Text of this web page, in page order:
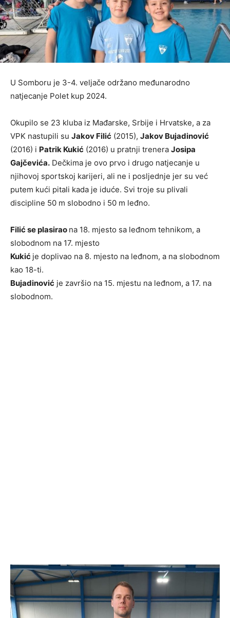
U Somboru je 3-4. veljače održano međunarodno
natjecanje Polet kup 2024.
Okupilo se 23 kluba iz Mađarske, Srbije i Hrvatske, a za
VPK nastupili su Jakov Filić (2015), Jakov Bujadinović
(2016) i Patrik Kukić (2016) u pratnji trenera Josipa
Gajčevića. Dečkima je ovo prvo i drugo natjecanje u
njihovoj sportskoj karijeri, ali ne i posljednje jer su već
putem kući pitali kada je iduće. Svi troje su plivali
discipline 50 m slobodno i 50 m leđno.
Filić se plasirao na 18. mjesto sa leđnom tehnikom, a
slobodnom na 17. mjesto
Kukić je doplivao na 8. mjesto na leđnom, a na slobodnom
kao 18-ti.
Bujadinović je završio na 15. mjestu na leđnom, a 17. na
slobodnom.